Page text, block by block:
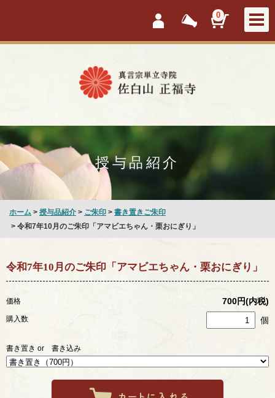
会員ログイン
新着情報 カートを
0
授与品紹介
ホーム > 授与品紹介 > ご朱印 > 書き置きご朱印
> 令和7年10月のご朱印「アマビエちゃん・栗おにぎり」
令和7年10月のご朱印「アマビエちゃん・栗おにぎり」
価格 700円(内税)
購入数 個
書き置き or 書き込み